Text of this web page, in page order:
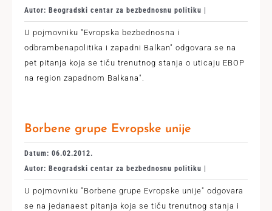
Autor: Beogradski centar za bezbednosnu politiku |
U pojmovniku "Evropska bezbednosna i
odbrambenapolitika i zapadni Balkan" odgovara se na
pet pitanja koja se tiču trenutnog stanja o uticaju EBOP
na region zapadnom Balkana".
Borbene grupe Evropske unije
Datum: 06.02.2012.
Autor: Beogradski centar za bezbednosnu politiku |
U pojmovniku "Borbene grupe Evropske unije" odgovara
se na jedanaest pitanja koja se tiču trenutnog stanja i